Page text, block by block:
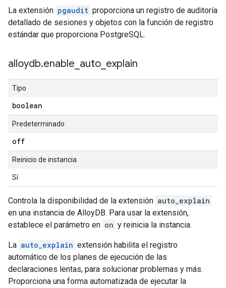
La extensión pgaudit proporciona un registro de auditoría
detallado de sesiones y objetos con la función de registro
estándar que proporciona PostgreSQL.
alloydb.enable auto explain
Tipo
boolean
Predeterminado
off
Reinicio de instancia
Sí
Controla la disponibilidad de la extensión auto_explain
en una instancia de AlloyDB. Para usar la extensión,
establece el parámetro en on y reinicia la instancia.
La auto_explain extensión habilita el registro
automático de los planes de ejecución de las
declaraciones lentas, para solucionar problemas y más.
Proporciona una forma automatizada de ejecutar la